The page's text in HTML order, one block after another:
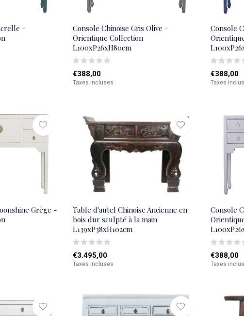
-
Console Chinoise Gris Olive -
Orientique Collection
L100xP26xH80cm
€388,00
Taxes incluses
Console
€388,00
Taxes
Grège -
Table d'autel Chinoise Ancienne en
bois dur sculpté à la main
L139xP38xH102cm
€3.495,00
Taxes incluses
Console
€388,00
Taxes